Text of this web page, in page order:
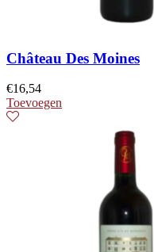
Château Des Moines
€16,54
Toevoegen